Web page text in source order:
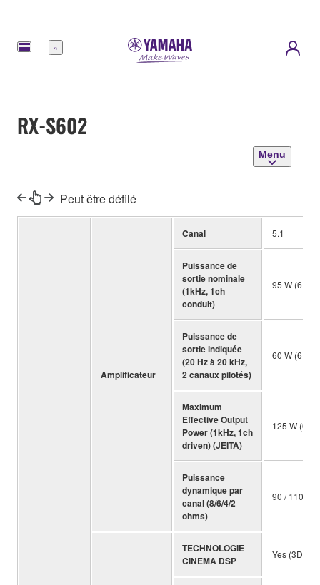
Menu
RX-S602
Menu
Peut être défilé
Amplificateur
Canal 5.1
Puissance de
sortie nominale
(1kHz, 1ch
conduit)
95 W (6
Puissance de
sortie indiquée
(20 Hz à 20 kHz,
2 canaux pilotés)
60 W (6
Maximum
Effective Output
Power (1kHz, 1ch
driven) (JEITA)
125 W (6
Puissance
dynamique par
canal (8/6/4/2
ohms)
90 / 110 /
TECHNOLOGIE
CINEMA DSP
Yes (3D)